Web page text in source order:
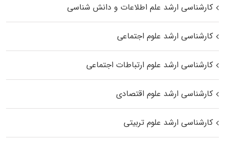
کارشناسی ارشد علم اطلاعات و دانش شناسی
کارشناسی ارشد علوم اجتماعی
کارشناسی ارشد علوم ارتباطات اجتماعی
کارشناسی ارشد علوم اقتصادی
کارشناسی ارشد علوم تربیتی